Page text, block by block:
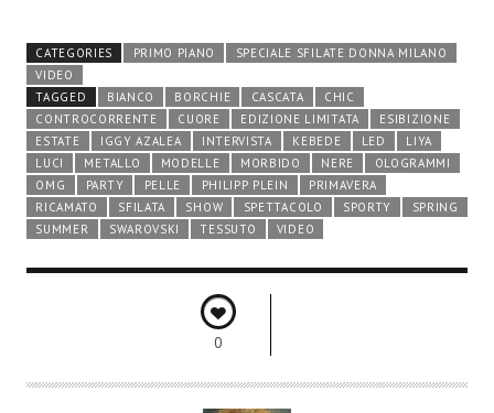
CATEGORIES PRIMO PIANO
SPECIALE SFILATE DONNA MILANO
VIDEO
TAGGED
BIANCO BORCHIE CASCATA
CHIC
CONTROCORRENTE
CUORE EDIZIONE LIMITATA
ESIBIZIONE
ESTATE
IGGY AZALEA INTERVISTA KEBEDE LED
LIYA
LUCI
METALLO MODELLE MORBIDO NERE
OLOGRAMMI
OMG
PARTY PELLE PHILIPP PLEIN
PRIMAVERA
RICAMATO
SFILATA SHOW SPETTACOLO SPORTY
SPRING
SUMMER
SWAROVSKI TESSUTO VIDEO
0